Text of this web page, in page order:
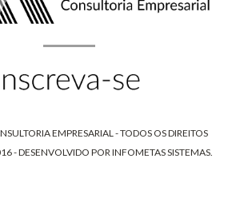
EMPRESARIAL - TODOS OS DIREITOS
- DESENVOLVIDO PORINFOMETAS SISTEMAS.